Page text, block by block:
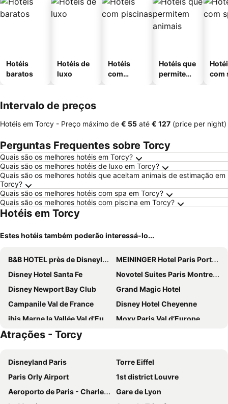
Hotéis
baratos
Hotéis de
luxo
Hotéis
com
Hotéis que
permitem
com
Intervalo de preços
Hotéis em Torcy - Preço máximo de ‎€ 55 até ‎€ 127 (price per night)
Perguntas Frequentes sobre Torcy
Quais são os melhores hotéis em Torcy?
Quais são os melhores hotéis de luxo em Torcy?
Quais são os melhores hotéis que aceitam animais de estimação em
Torcy?
Quais são os melhores hotéis com spa em Torcy?
Quais são os melhores hotéis com piscina em Torcy?
Hotéis em Torcy
Estes hotéis também poderão interessá-lo...
B&B HOTEL près de Disneyland® Paris
MEININGER Hotel Paris Porte De Vincennes
Disney Hotel Santa Fe
Novotel Suites Paris Montreuil Vincennes
Disney Newport Bay Club
Grand Magic Hotel
Campanile Val de France
Disney Hotel Cheyenne
ibis Marne la Vallée Val d'Europe
Moxy Paris Val d’Europe
ibis budget Marne la Vallée Val d'Europe
Disneyland Hotel
Explorers Hotel
Hôtel Rachel
Mercure Paris 19 Philharmonie La Villette
Disney Sequoia Lodge
ibis budget Paris Porte de Vincennes
Atrações - Torcy
Disneyland Paris
Torre Eiffel
Paris Orly Airport
1st district Louvre
Aeroporto de Paris - Charles de Gaulle
Gare de Lyon